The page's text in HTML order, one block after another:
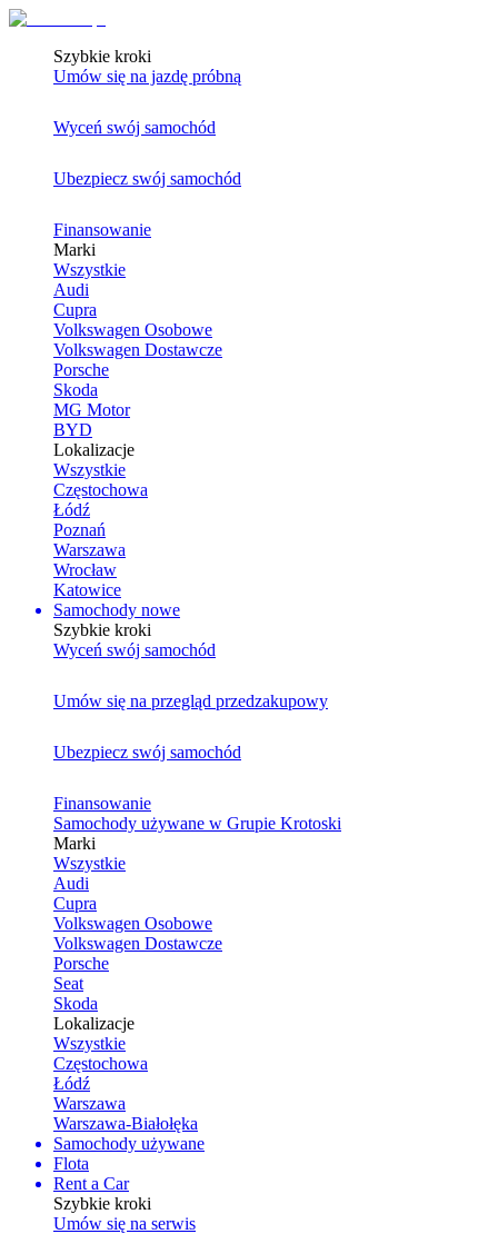
Szybkie kroki
Umów się na jazdę próbną
Wyceń swój samochód
Ubezpiecz swój samochód
Finansowanie
Marki
Wszystkie
Audi
Cupra
Volkswagen Osobowe
Volkswagen Dostawcze
Porsche
Skoda
MG Motor
BYD
Lokalizacje
Wszystkie
Częstochowa
Łódź
Poznań
Warszawa
Wrocław
Katowice
Samochody nowe
Szybkie kroki
Wyceń swój samochód
Umów się na przegląd przedzakupowy
Ubezpiecz swój samochód
Finansowanie
Samochody używane w Grupie Krotoski
Marki
Wszystkie
Audi
Cupra
Volkswagen Osobowe
Volkswagen Dostawcze
Porsche
Seat
Skoda
Lokalizacje
Wszystkie
Częstochowa
Łódź
Warszawa
Warszawa-Białołęka
Samochody używane
Flota
Rent a Car
Szybkie kroki
Umów się na serwis